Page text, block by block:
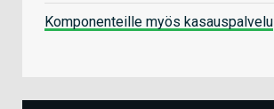
Komponenteille myös kasauspalvelu